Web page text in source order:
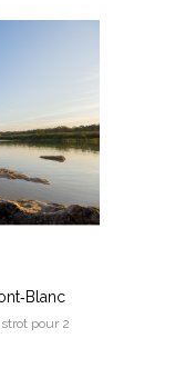
pour 2